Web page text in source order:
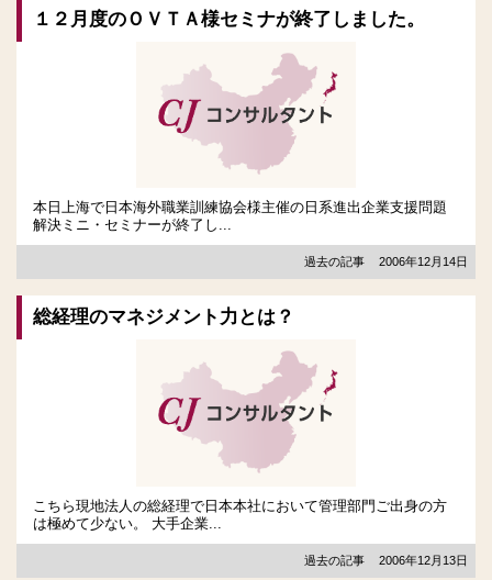
１２月度のＯＶＴＡ様セミナが終了しました。
本日上海で日本海外職業訓練協会様主催の日系進出企業支援問題
解決ミニ・セミナーが終了し...
過去の記事 2006年12月14日
総経理のマネジメント力とは？
こちら現地法人の総経理で日本本社において管理部門ご出身の方
は極めて少ない。 大手企業...
過去の記事 2006年12月13日